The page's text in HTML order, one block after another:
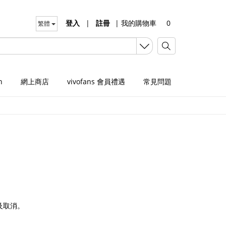
| 我的購物車 0
登入 | 註冊
繁體
網上商店 vivofans 會員禮遇 常見問題
消。